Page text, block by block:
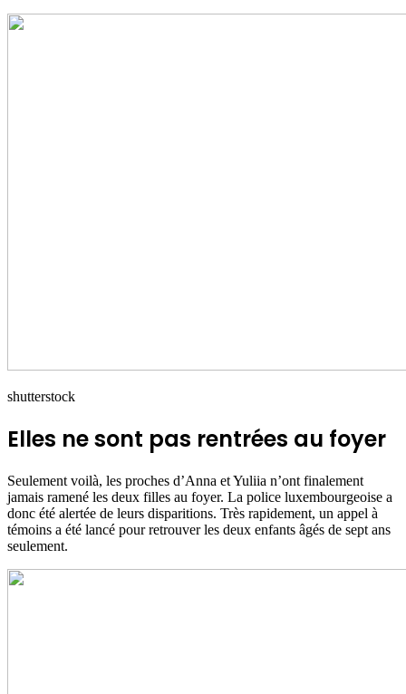
shutterstock
Elles ne sont pas rentrées au foyer
Seulement voilà, les proches d’Anna et Yuliia n’ont finalement
jamais ramené les deux filles au foyer. La police luxembourgeoise a
donc été alertée de leurs disparitions. Très rapidement, un appel à
témoins a été lancé pour retrouver les deux enfants âgés de sept ans
seulement.